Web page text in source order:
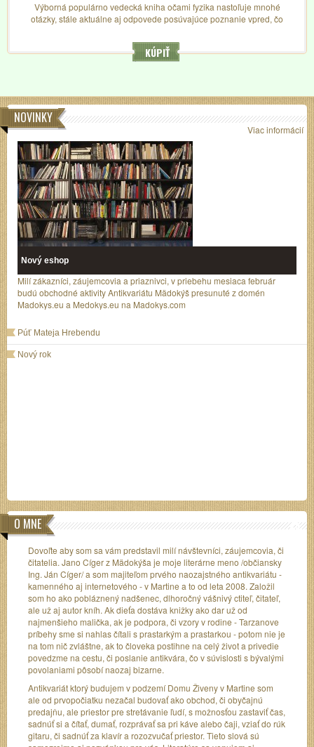
Výborná populárno vedecká kniha očami fyzika nastoľuje mnohé
otázky, stále aktuálne aj odpovede posúvajúce poznanie vpred, čo
KÚPIŤ
NOVINKY
Nový eshop
Milí zákazníci, záujemcovia a priaznivci, v priebehu mesiaca február
budú obchodné aktivity Antikvariátu Mädokýš presunuté z domén
Madokys.eu a Medokys.eu na Madokys.com
Púť Mateja Hrebendu
Nový rok
Viac informácií
O MNE
Dovoľte aby som sa vám predstavil milí návštevníci, záujemcovia, či
čitatelia. Jano Cíger z Mädokýša je moje literárne meno /občiansky
Ing. Ján Cíger/ a som majiteľom prvého naozajstného antikvariátu -
kamenného aj internetového - v Martine a to od leta 2008. Založil
som ho ako pobláznený nadšenec, dlhoročný vášnivý ctiteľ, čitateľ,
ale už aj autor kníh. Ak dieťa dostáva knižky ako dar už od
najmenšieho malička, ak je podpora, či vzory v rodine - Tarzanove
príbehy sme si nahlas čítali s prastarkým a prastarkou - potom nie je
na tom nič zvláštne, ak to človeka postihne na celý život a privedie
povedzme na cestu, či poslanie antikvára, čo v súvislosti s bývalými
povolaniami pôsobí naozaj bizarne.
Antikvariát ktorý budujem v podzemí Domu Živeny v Martine som
ale od prvopočiatku nezačal budovať ako obchod, či obyčajnú
predajňu, ale priestor pre stretávanie ľudí, s možnosťou zastaviť čas,
sadnúť si a čítať, dumať, rozprávať sa pri káve alebo čaji, vziať do rúk
gitaru, či sadnúť za klavír a rozozvučať priestor. Tieto slová sú